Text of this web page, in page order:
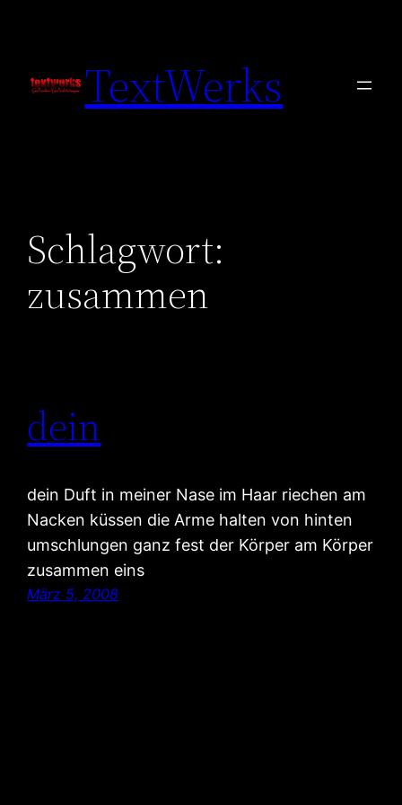
TextWerks
Schlagwort:
zusammen
dein
dein Duft in meiner Nase im Haar riechen am
Nacken küssen die Arme halten von hinten
umschlungen ganz fest der Körper am Körper
zusammen eins
März 5, 2008